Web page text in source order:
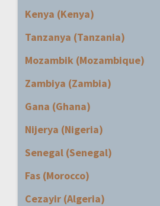
Kenya (Kenya)
Tanzanya (Tanzania)
Mozambik (Mozambique)
Zambiya (Zambia)
Gana (Ghana)
Nijerya (Nigeria)
Senegal (Senegal)
Fas (Morocco)
Cezayir (Algeria)